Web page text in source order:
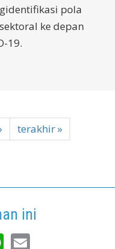
pola
ke depan
19.
terakhir »
ini
WhatsApp